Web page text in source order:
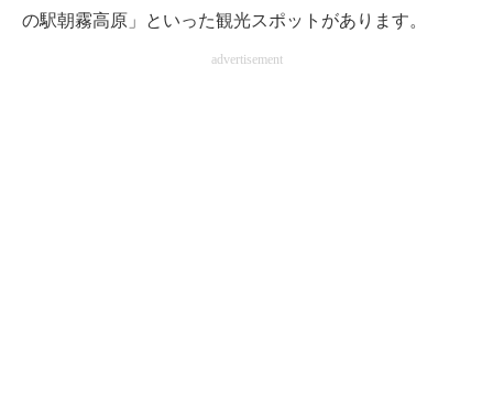
の駅朝霧高原」といった観光スポットがあります。
advertisement